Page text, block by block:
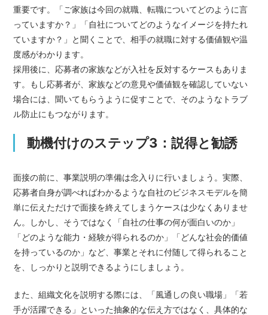
重要です。「ご家族は今回の就職、転職についてどのように言
っていますか？」「自社についてどのようなイメージを持たれ
ていますか？」と聞くことで、相手の就職に対する価値観や温
度感がわかります。
採用後に、応募者の家族などが入社を反対するケースもありま
す。もし応募者が、家族などの意見や価値観を確認していない
場合には、聞いてもらうように促すことで、そのようなトラブ
ル防止にもつながります。
動機付けのステップ3：説得と勧誘
面接の前に、事業説明の準備は念入りに行いましょう。実際、
応募者自身が調べればわかるような自社のビジネスモデルを簡
単に伝えただけで面接を終えてしまうケースは少なくありませ
ん。しかし、そうではなく「自社の仕事の何が面白いのか」
「どのような能力・経験が得られるのか」「どんな社会的価値
を持っているのか」など、事業とそれに付随して得られること
を、しっかりと説明できるようにしましょう。
また、組織文化を説明する際には、「風通しの良い職場」「若
手が活躍できる」といった抽象的な伝え方ではなく、具体的な